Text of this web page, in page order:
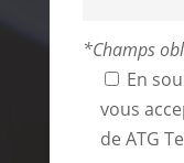
*Champs
En
vous
de ATG